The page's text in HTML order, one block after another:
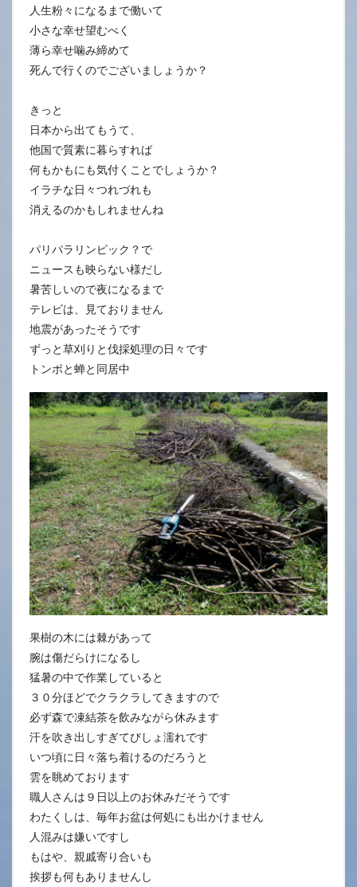
人生粉々になるまで働いて
小さな幸せ望むべく
薄ら幸せ噛み締めて
死んで行くのでございましょうか？
きっと
日本から出てもうて、
他国で質素に暮らすれば
何もかもにも気付くことでしょうか？
イラチな日々つれづれも
消えるのかもしれませんね
パリパラリンピック？で
ニュースも映らない様だし
暑苦しいので夜になるまで
テレビは、見ておりません
地震があったそうです
ずっと草刈りと伐採処理の日々です
トンボと蝉と同居中
果樹の木には棘があって
腕は傷だらけになるし
猛暑の中で作業していると
３０分ほどでクラクラしてきますので
必ず森で凍結茶を飲みながら休みます
汗を吹き出しすぎてびしょ濡れです
いつ頃に日々落ち着けるのだろうと
雲を眺めております
職人さんは９日以上のお休みだそうです
わたくしは、毎年お盆は何処にも出かけません
人混みは嫌いですし
もはや、親戚寄り合いも
挨拶も何もありませんし